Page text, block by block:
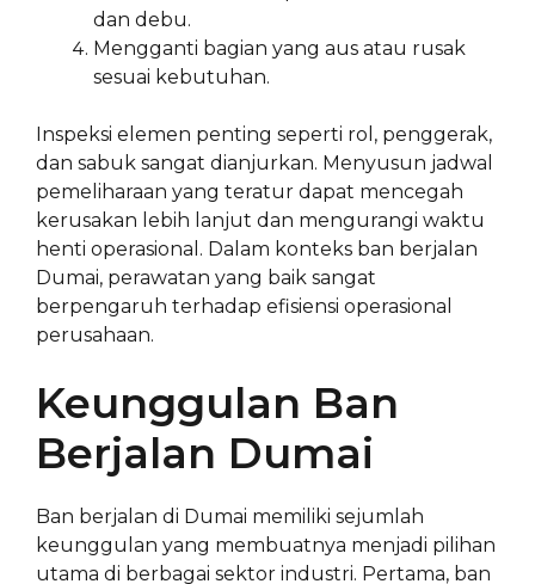
dan debu.
Mengganti bagian yang aus atau rusak
sesuai kebutuhan.
Inspeksi elemen penting seperti rol, penggerak,
dan sabuk sangat dianjurkan. Menyusun jadwal
pemeliharaan yang teratur dapat mencegah
kerusakan lebih lanjut dan mengurangi waktu
henti operasional. Dalam konteks ban berjalan
Dumai, perawatan yang baik sangat
berpengaruh terhadap efisiensi operasional
perusahaan.
Keunggulan Ban
Berjalan Dumai
Ban berjalan di Dumai memiliki sejumlah
keunggulan yang membuatnya menjadi pilihan
utama di berbagai sektor industri. Pertama, ban